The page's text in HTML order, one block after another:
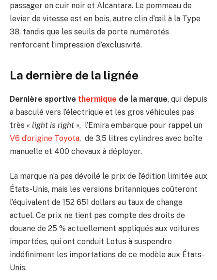
passager en cuir noir et Alcantara. Le pommeau de
levier de vitesse est en bois, autre clin d’œil à la Type
38, tandis que les seuils de porte numérotés
renforcent l’impression d’exclusivité.
La dernière de la lignée
Dernière sportive thermique de la marque, qui depuis
a basculé vers l’électrique et les gros véhicules pas
très « light is right », l’Emira embarque pour rappel un
V6 d’origine Toyota, de 3,5 litres cylindres avec boîte
manuelle et 400 chevaux à déployer.
La marque n’a pas dévoilé le prix de l’édition limitée aux
États-Unis, mais les versions britanniques coûteront
l’équivalent de 152 651 dollars au taux de change
actuel. Ce prix ne tient pas compte des droits de
douane de 25 % actuellement appliqués aux voitures
importées, qui ont conduit Lotus à suspendre
indéfiniment les importations de ce modèle aux États-
Unis.